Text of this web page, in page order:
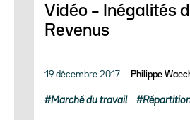
Vidéo – Inégalités
Revenus
19 décembre 2017 Philippe
Marché du travail